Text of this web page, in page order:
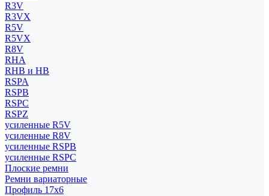
R3V
R3VX
R5V
R5VX
R8V
RHA
RHB и HB
RSPA
RSPB
RSPC
RSPZ
усиленные R5V
усиленные R8V
усиленные RSPB
усиленные RSPC
Плоские ремни
Ремни вариаторные
Профиль 17x6